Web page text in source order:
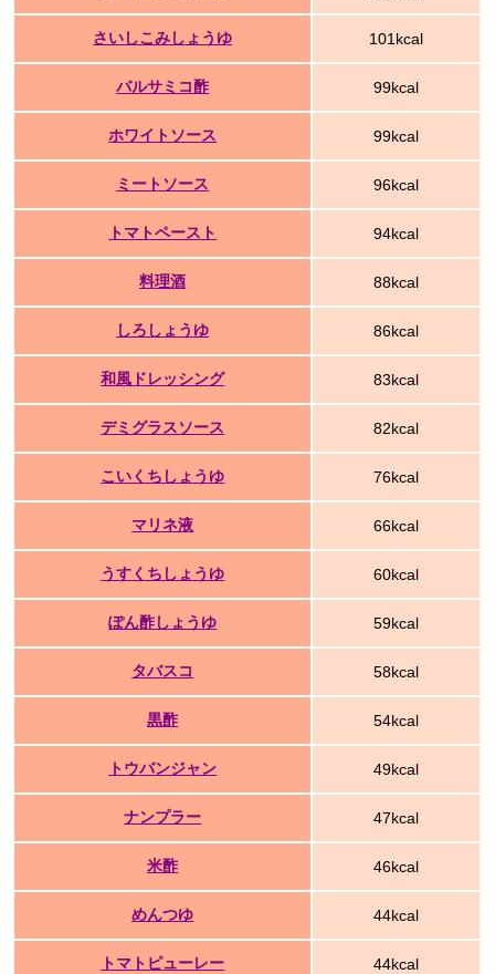
さいしこみしょうゆ 101kcal
バルサミコ酢 99kcal
ホワイトソース 99kcal
ミートソース 96kcal
トマトペースト 94kcal
料理酒 88kcal
しろしょうゆ 86kcal
和風ドレッシング 83kcal
デミグラスソース 82kcal
こいくちしょうゆ 76kcal
マリネ液 66kcal
うすくちしょうゆ 60kcal
ぽん酢しょうゆ 59kcal
タバスコ 58kcal
黒酢 54kcal
トウバンジャン 49kcal
ナンプラー 47kcal
米酢 46kcal
めんつゆ 44kcal
トマトピューレー 44kcal